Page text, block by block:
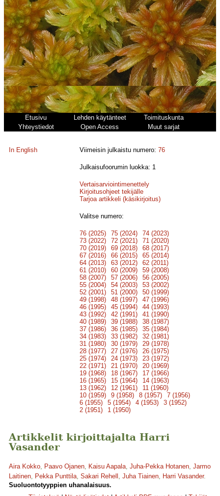
Etusivu Lehden käytänteet
Toimituskunta
Yhteystiedot
Open Access Muut sarjat
In English Viimeisin julkaistu numero:76
Julkaisufoorumin luokka: 1
Vertaisarviointimenettely
Kirjoitusohjeet tekijälle
Tarjoa artikkeli (käsikirjoitus)
Valitse numero:
76 (2025) 75 (2024)
74 (2023)
73 (2022)
72 (2021)
71 (2020)
70 (2019)
69 (2018)
68 (2017)
67 (2016)
66 (2015)
65 (2014)
64 (2013)
63 (2012)
62 (2011)
61 (2010)
60 (2009)
59 (2008)
58 (2007)
57 (2006)
56 (2005)
55 (2004)
54 (2003)
53 (2002)
52 (2001)
51 (2000)
50 (1999)
49 (1998)
48 (1997)
47 (1996)
46 (1995)
45 (1994)
44 (1993)
43 (1992)
42 (1991)
41 (1990)
40 (1989)
39 (1988)
38 (1987)
37 (1986)
36 (1985)
35 (1984)
34 (1983)
33 (1982)
32 (1981)
31 (1980)
30 (1979)
29 (1978)
28 (1977)
27 (1976)
26 (1975)
25 (1974)
24 (1973)
23 (1972)
22 (1971)
21 (1970)
20 (1969)
19 (1968)
18 (1967)
17 (1966)
16 (1965)
15 (1964)
14 (1963)
13 (1962)
12 (1961)
11 (1960)
10 (1959)
9 (1958) 8 (1957)
7 (1956)
6 (1955)
5 (1954) 4 (1953)
3 (1952)
2 (1951)
1 (1950)
Artikkelit kirjoittajalta Harri
Vasander
Aira Kokko, Paavo Ojanen, Kaisu Aapala, Juha-Pekka Hotanen, Jarmo
Laitinen, Pekka Punttila, Sakari Rehell , Juha Tiainen, Harri Vasander.
Suoluontotyyppien uhanalaisuus.